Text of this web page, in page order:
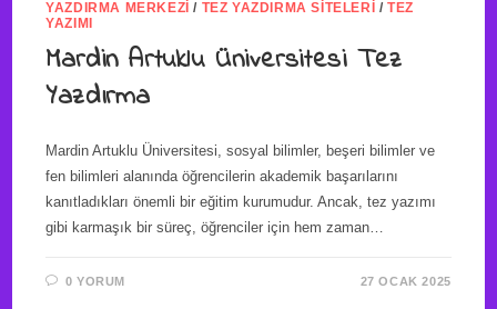
YAZDIRMA MERKEZI / TEZ YAZDIRMA SITELERI /TEZ
YAZIMI
Mardin Artuklu Üniversitesi Tez
Yazdırma
Mardin Artuklu Üniversitesi, sosyal bilimler, beşeri bilimler ve
fen bilimleri alanında öğrencilerin akademik başarılarını
kanıtladıkları önemli bir eğitim kurumudur. Ancak, tez yazımı
gibi karmaşık bir süreç, öğrenciler için hem zaman…
0 YORUM 27 OCAK 2025